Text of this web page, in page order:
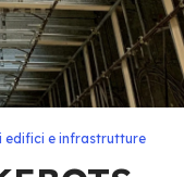
edifici e infrastrutture